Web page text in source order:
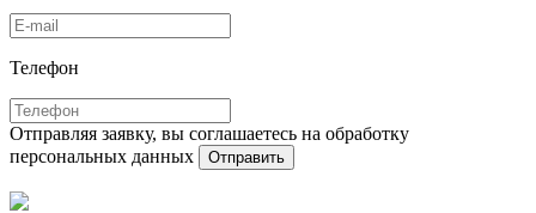
Телефон
Отправляя заявку, вы соглашаетесь на обработку
персональных данных
Отправить